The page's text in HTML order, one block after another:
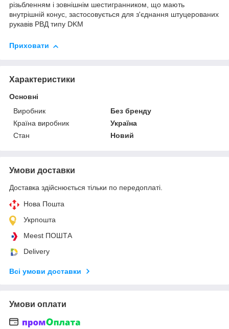
різьбленням і зовнішнім шестигранником, що мають
внутрішній конус, застосовується для з'єднання штуцерованих
рукавів РВД типу DKM
Приховати
Характеристики
Основні
Виробник
Без бренду
Країна виробник
Україна
Стан
Новий
Умови доставки
Доставка здійснюється тільки по передоплаті.
Нова Пошта
Укрпошта
Meest ПОШТА
Delivery
Всі умови доставки
Умови оплати